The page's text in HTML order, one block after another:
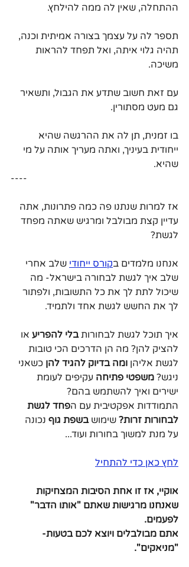
ההתחלה, שאין לה ממה להילחץ.
תספר לה על עצמך בצורה אמיתית וכנה,
תהיה גלוי איתה, ואל תפחד להראות
משיכה.
עם זאת חשוב שתדע את הגבול, ותשאיר
גם מעט מסתורין.
בו זמנית, תן לה את ההרגשה שהיא
ייחודית בעיניך, ואתה מעריך אותה על מי
שהיא.
----
אז למרות שנתנו פה כמה פתרונות, אתה
עדיין קצת מבולבל ומרגיש שאתה מפחד
לגשת?
אנחנו מלמדים בקורס ייחודי שלב אחרי
שלב איך לגשת לבחורה בישראל- מה
שיכול לתת לך את כל התשובות, ולפתור
לך את החשש לגשת אחד ולתמיד.
איך תוכל לגשת לבחורות בלי להפריע או
להציק להן? מה הן הדרכים הכי טובות
לגשת אליהן ומה בדיוק להגיד להן כשאני
ניגש? משפטי פתיחה עקיפים לעומת
ישירים ואיך להשתמש בהם?
התמודדות אפקטיבית עם הפחד לגשת
לבחורות זרות? שימוש בשפת גוף נכונה
על מנת למשוך בחורות ועוד...
לחץ כאן כדי להתחיל
אוקיי, אז זו אחת הסיבות המצחיקות
שאנחנו מרגישות שאתם "אותו הדבר"
לפעמים.
אתם מבולבלים ויוצא לכם בטעות-
"מניאקים".